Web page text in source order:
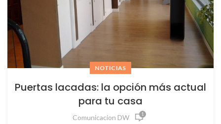
NOTICIAS
Puertas lacadas: la opción más actual
para tu casa
Comunicacion DW 1